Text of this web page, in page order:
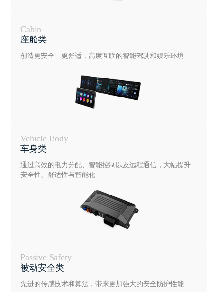
Cabin
座舱类
创造更安全、更舒适，高度互联的智能驾驶和娱乐环境
Vehicle Body
车身类
通过高效的电力分配、智能控制以及远程通信，大幅提升
安全性、舒适性与智能化
Passive Safety
被动安全类
先进的传感技术和算法，带来更加强大的安全防护性能